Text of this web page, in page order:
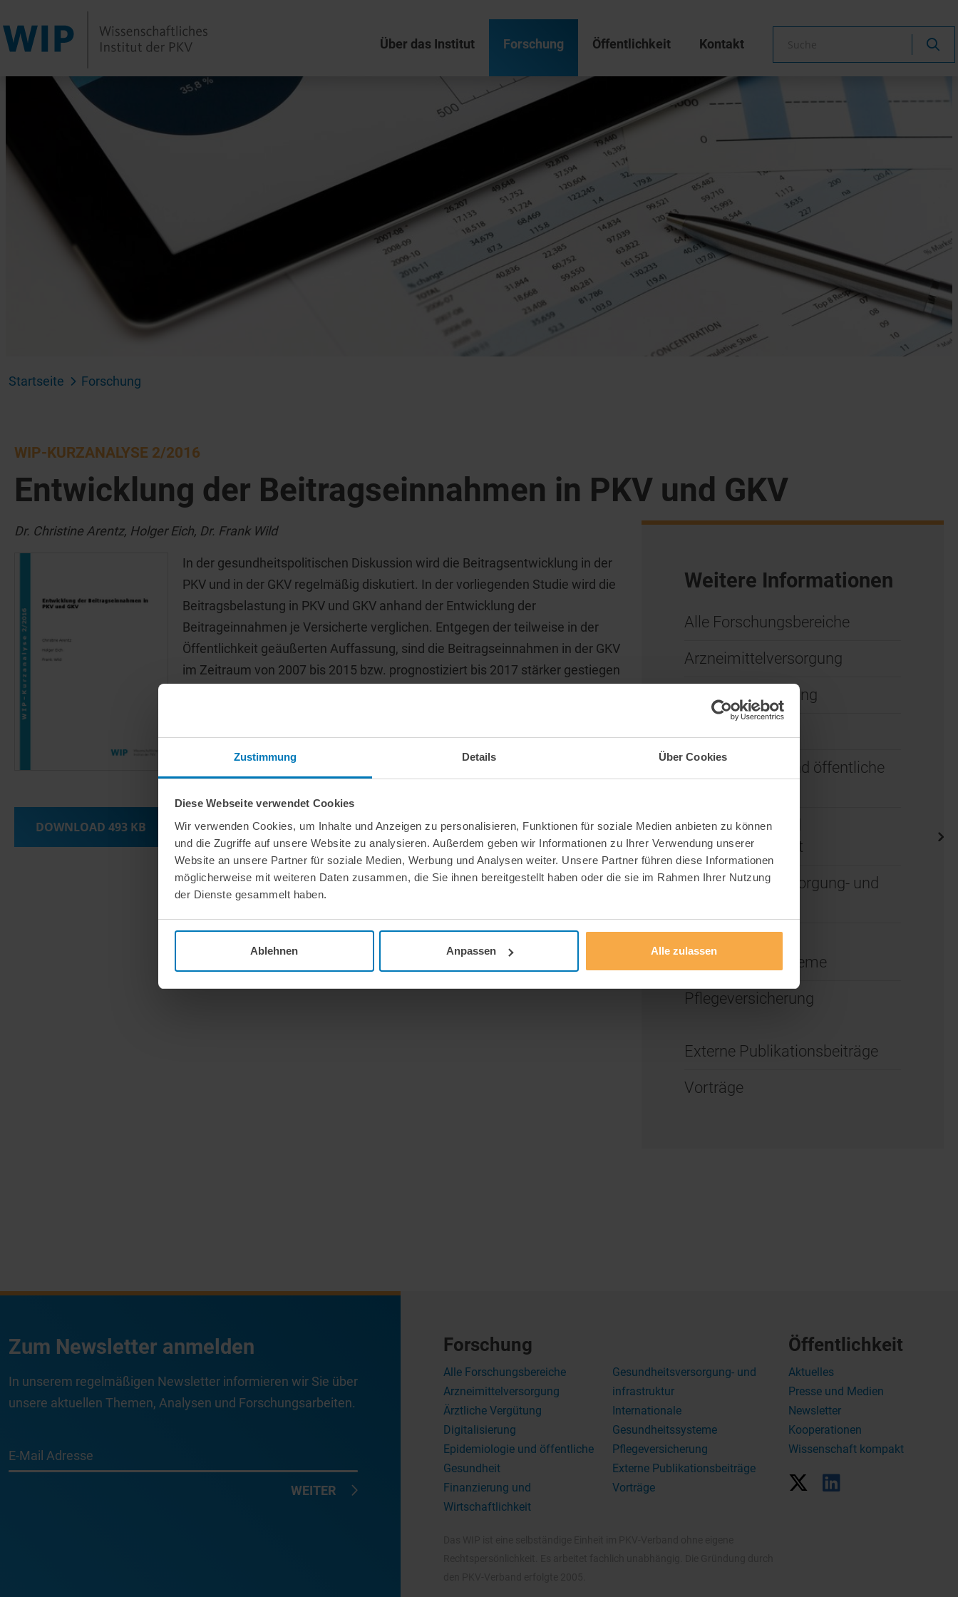
Zustimmung Details Über Cookies
Diese Webseite verwendet Cookies
Wir verwenden Cookies, um Inhalte und Anzeigen zu personalisieren, Funktionen für soziale Medien anbieten zu können
und die Zugriffe auf unsere Website zu analysieren. Außerdem geben wir Informationen zu Ihrer Verwendung unserer
Website an unsere Partner für soziale Medien, Werbung und Analysen weiter. Unsere Partner führen diese Informationen
möglicherweise mit weiteren Daten zusammen, die Sie ihnen bereitgestellt haben oder die sie im Rahmen Ihrer Nutzung
der Dienste gesammelt haben.
Ablehnen Anpassen Alle zulassen
Über das Institut Forschung Öffentlichkeit Kontakt
Startseite Forschung
Entwicklung der Beitragseinnahmen in PKV und GKV
WIP-KURZANALYSE 2/2016
Dr. Christine Arentz, Holger Eich, Dr. Frank Wild
In der gesundheitspolitischen Diskussion wird die Beitragsentwicklung in der
PKV und in der GKV regelmäßig diskutiert. In der vorliegenden Studie wird die
Beitragsbelastung in PKV und GKV anhand der Entwicklung der
Beitrageinnahmen je Versicherte verglichen. Entgegen der teilweise in der
Öffentlichkeit geäußerten Auffassung, sind die Beitragseinnahmen in der GKV
im Zeitraum von 2007 bis 2015 bzw. prognostiziert bis 2017 stärker gestiegen
Großteil der Ausgabensteigerungen ist zudem dem medizinisch-technischen
Fortschritt zuzurechnen, der für die Patienten zu vielfach verbesserten
Möglichkeiten in der Diagnostik und Therapie führt.
DOWNLOAD 493 KB
Weitere Informationen
Alle Forschungsbereiche
Arzneimittelversorgung
Ärztliche Vergütung
Epidemiologie und öffentliche
Finanzierung und
Wirtschaftlichkeit
Gesundheitsversorgung- und
Gesundheitssysteme
Pflegeversicherung
Externe Publikationsbeiträge
Vorträge
Zum Newsletter anmelden
In unserem regelmäßigen Newsletter informieren wir Sie über
unsere aktuellen Themen, Analysen und Forschungsarbeiten.
E-Mail Adresse
WEITER
Forschung
Alle Forschungsbereiche
Arzneimittelversorgung
Ärztliche Vergütung
Digitalisierung
Epidemiologie und öffentliche
Gesundheit
Finanzierung und
Wirtschaftlichkeit
Gesundheitsversorgung- und
infrastruktur
Internationale
Gesundheitssysteme
Pflegeversicherung
Externe Publikationsbeiträge
Vorträge
Öffentlichkeit
Aktuelles
Presse und Medien
Newsletter
Kooperationen
Wissenschaft kompakt